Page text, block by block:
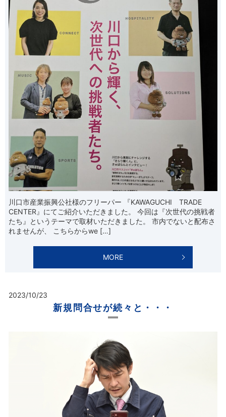
川口市産業振興公社様のフリーパー 『KAWAGUCHI TRADE
CENTER』にてご紹介いただきました。 今回は『次世代の挑戦者
たち』というテーマで取材いただきました。 市内でないと配布さ
れませんが、 こちらからwe […]
MORE
2023/10/23
新規問合せが続々と・・・